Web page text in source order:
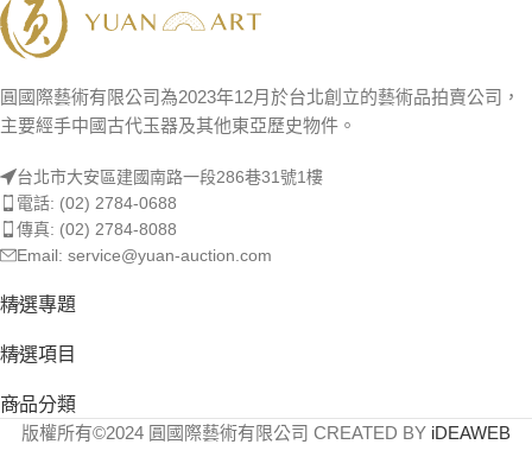
圓國際藝術有限公司為2023年12月於台北創立的藝術品拍賣公司，
主要經手中國古代玉器及其他東亞歷史物件。
台北市大安區建國南路一段286巷31號1樓
電話: (02) 2784-0688
傳真: (02) 2784-8088
Email: service@yuan-auction.com
精選專題
精選項目
商品分類
版權所有©2024 圓國際藝術有限公司 CREATED BY iDEAWEB